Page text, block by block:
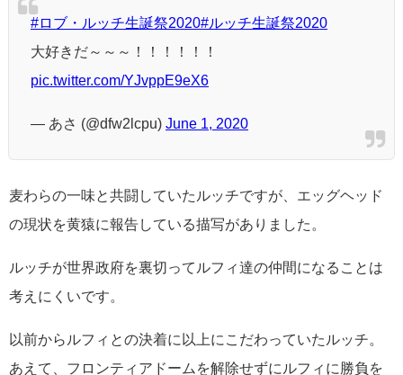
#ロブ・ルッチ生誕祭2020#ルッチ生誕祭2020
大好きだ～～～！！！！！！
pic.twitter.com/YJvppE9eX6
— あさ (@dfw2lcpu) June 1, 2020
麦わらの一味と共闘していたルッチですが、エッグヘッド
の現状を黄猿に報告している描写がありました。
ルッチが世界政府を裏切ってルフィ達の仲間になることは
考えにくいです。
以前からルフィとの決着に以上にこだわっていたルッチ。
あえて、フロンティアドームを解除せずにルフィに勝負を